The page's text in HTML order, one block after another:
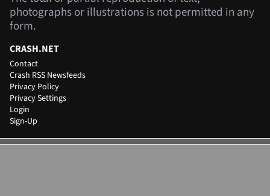
photographs or illustrations is not permitted in any
form.
CRASH.NET
Contact
Crash RSS Newsfeeds
Privacy Policy
Privacy Settings
Login
Sign-Up